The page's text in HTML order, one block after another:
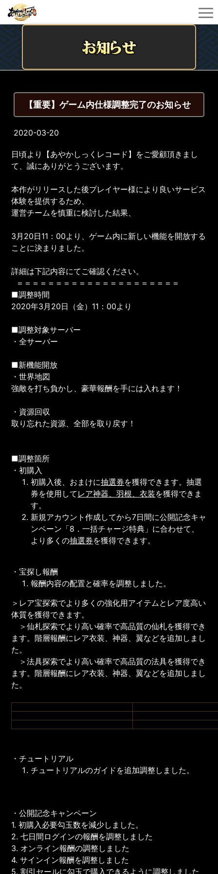
【重要】ゲーム内仕様調整完了のお知らせ
2020-03-20
日頃より【あやかしっくレコード】をご愛顧頂きまし
て、誠にありがとうございます。
本作がリリースした後プレイヤー様により良いサービス
体験を提供するため、
運営チームを慎重に検討した結果、
3月20日11：00より、ゲーム内に新しい機能を開放する
ことに決まりました。
詳細は下記内容にてご確認ください。
＝＝＝＝＝＝＝＝＝＝＝＝＝＝＝＝＝＝＝＝＝
■調整時間
2020年3月20日（金）11：00より
■調整対象サーバー
・全サーバー
■新機能開放
・世界地図
強敵を打ち負かし、豪華報酬を手には入れます！
・資源回収
取り忘れた資源、全部を取り戻す！
■調整箇所
・初購入
初購入後、おまけに抽選券を獲得できます。抽選
券を使用して レア神器、羽根、衣装を獲得できま
す。
新規アカウント作成してから7日間に公開記念キャ
ンペーン「8．一括チャージ特典」に合わせて、
より多くの抽選券を獲得できます。
・宝探し報酬
報酬内容の配置と確率を調整しました。
＞レア宝探索でより多くの強化用アイテムとレア度高い
体質を獲得できます。
＞仙札探索でより高い確率で高品質の仙札を獲得でき
ます。階層報酬にレア衣装、神器、翼などを追加しまし
た。
＞法具探索でより高い確率で高品質の法具を獲得でき
ます。階層報酬にレア衣装、神器、翼などを追加しまし
た。
・チュートリアル
チュートリアルのガイドを追加調整しました。
・公開記念キャンペーン
1. 初購入必要勾玉数を減少しました。
2. 七日間ログインの報酬を調整しました
3. オンライン報酬の調整しました
4. サインイン報酬を調整しました
5. 割引セールに勾玉で購入できるように調整しました